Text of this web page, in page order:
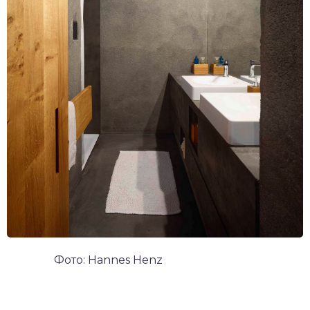
Фото: Hannes Henz